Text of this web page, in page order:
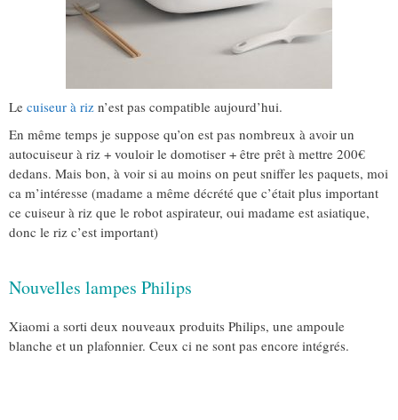
Le cuiseur à riz n’est pas compatible aujourd’hui.
En même temps je suppose qu’on est pas nombreux à avoir un
autocuiseur à riz + vouloir le domotiser + être prêt à mettre 200€
dedans. Mais bon, à voir si au moins on peut sniffer les paquets, moi
ca m’intéresse (madame a même décrété que c’était plus important
ce cuiseur à riz que le robot aspirateur, oui madame est asiatique,
donc le riz c’est important)
Nouvelles lampes Philips
Xiaomi a sorti deux nouveaux produits Philips, une ampoule
blanche et un plafonnier. Ceux ci ne sont pas encore intégrés.